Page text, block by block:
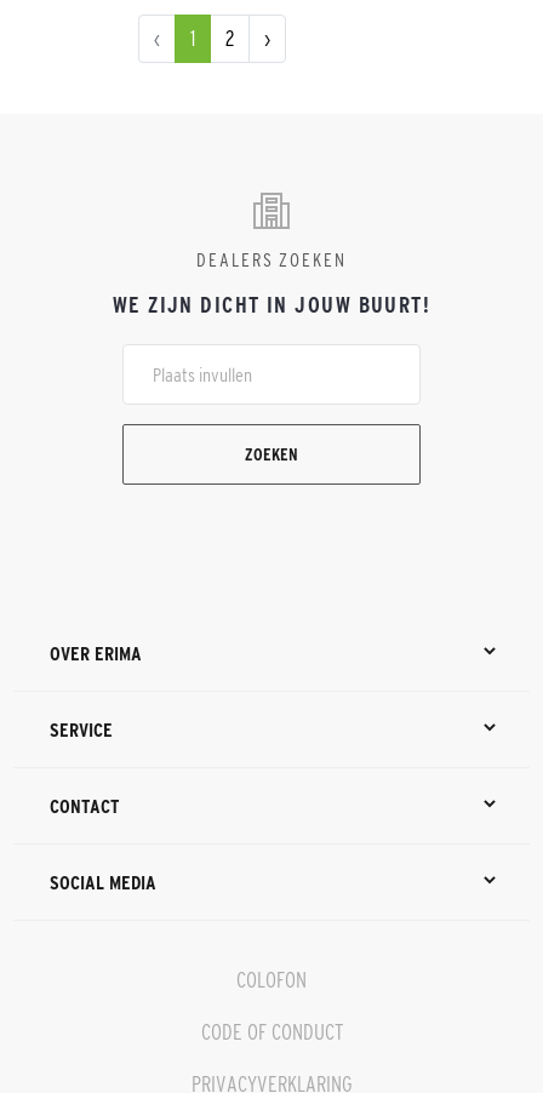
‹ 1 2 ›
DEALERS ZOEKEN
WE ZIJN DICHT IN JOUW BUURT!
ZOEKEN
OVER ERIMA
SERVICE
CONTACT
SOCIAL MEDIA
COLOFON
CODE OF CONDUCT
PRIVACYVERKLARING